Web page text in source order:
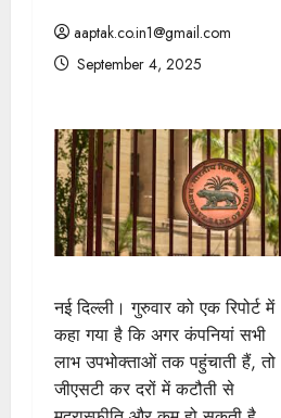
aaptak.co.in1@gmail.com
September 4, 2025
नई दिल्ली। गुरुवार को एक रिपोर्ट में
कहा गया है कि अगर कंपनियां सभी
लाभ उपभोक्ताओं तक पहुंचाती हैं, तो
जीएसटी कर दरों में कटौती से